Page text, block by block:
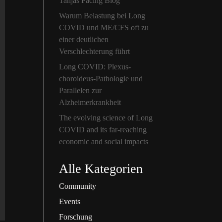
Warum Belastung bei Long
COVID und ME/CFS oft zu
einer deutlichen
Verschlechterung führt
Long COVID: Plexus-
choroideus-Pathologie und
Parallelen zur
Alzheimerkrankheit
The evolving science of Long
COVID and its far-reaching
economic and social impacts
Alle Kategorien
Community
Events
Forschung